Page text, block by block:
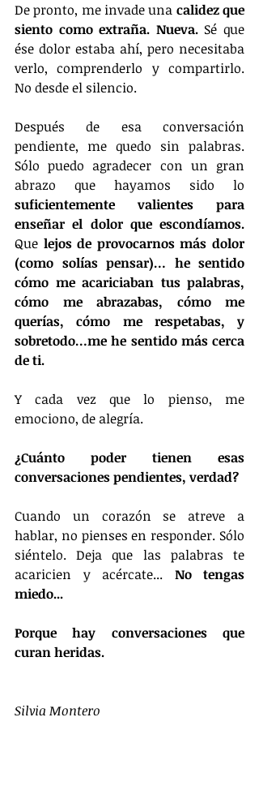
De pronto, me invade una calidez que
siento como extraña. Nueva. Sé que
ése dolor estaba ahí, pero necesitaba
verlo, comprenderlo y compartirlo.
No desde el silencio.
Después de esa conversación
pendiente, me quedo sin palabras.
Sólo puedo agradecer con un gran
suficientemente valientes para
enseñar el dolor que escondíamos.
Que lejos de provocarnos más dolor
(como solías pensar)… he sentido
cómo me acariciaban tus palabras,
cómo me abrazabas, cómo me
querías, cómo me respetabas, y
sobretodo…me he sentido más cerca
de ti.
Y cada vez que lo pienso, me
emociono, de alegría.
¿Cuánto poder tienen esas
conversaciones pendientes, verdad?
Cuando un corazón se atreve a
hablar, no pienses en responder. Sólo
siéntelo. Deja que las palabras te
acaricien y acércate... No tengas
miedo...
Porque hay conversaciones que
curan heridas.
Silvia Montero